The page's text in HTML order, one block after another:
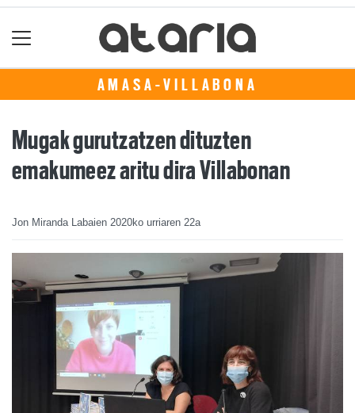
AMASA-VILLABONA
Mugak gurutzatzen dituzten
emakumeez aritu dira Villabonan
Jon Miranda Labaien 2020ko urriaren 22a